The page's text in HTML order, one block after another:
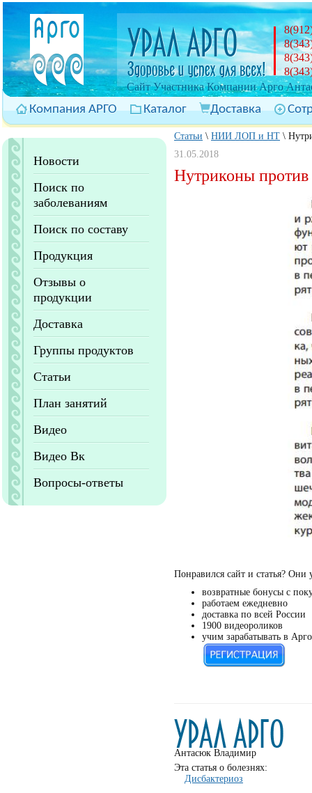
Cайт Участника Компании Арго
Компания АРГО Каталог Доставка
Новости
Поиск по
заболеваниям
Поиск по составу
Продукция
Отзывы о
продукции
Доставка
Группы продуктов
Статьи
План занятий
Видео
Видео Вк
Вопросы-ответы
Статьи \ НИИ ЛОП и НТ \
31.05.2018
Нутриконы против
Понравился сайт и статья? Они
возвратные бонусы с
работаем ежедневно
доставка по всей России
1900 видеороликов
учим зарабатывать в Арго
Антасюк Владимир
Эта статья о болезнях:
Дисбактериоз